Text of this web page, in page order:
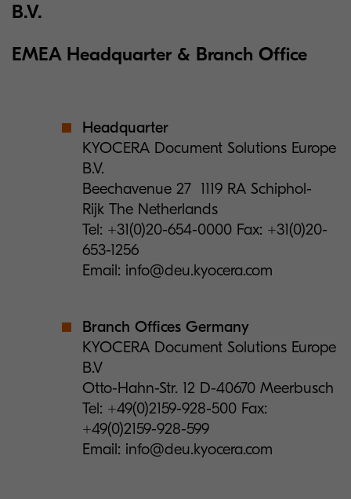
B.V.
EMEA Headquarter & Branch Office
Headquarter
KYOCERA Document Solutions Europe
B.V.
Beechavenue 27 1119 RA Schiphol-
Rijk The Netherlands
Tel: +31(0)20-654-0000 Fax: +31(0)20-
653-1256
Email: info@deu.kyocera.com
Branch Offices Germany
KYOCERA Document Solutions Europe
B.V
Otto-Hahn-Str. 12 D-40670 Meerbusch
Tel: +49(0)2159-928-500 Fax:
+49(0)2159-928-599
Email: info@deu.kyocera.com